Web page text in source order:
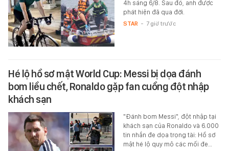
4h sáng 6/8. Sau đó, anh được
phát hiện đã qua đời.
STAR - 7 giờ trước
Hé lộ hồ sơ mật World Cup: Messi bị dọa đánh
bom liều chết, Ronaldo gặp fan cuồng đột nhập
khách sạn
"Đánh bom Messi", đột nhập tại
khách sạn của Ronaldo và 6.000
tin nhắn đe dọa trọng tài: Hồ sơ
mật hé lộ quy mô các mối đe…